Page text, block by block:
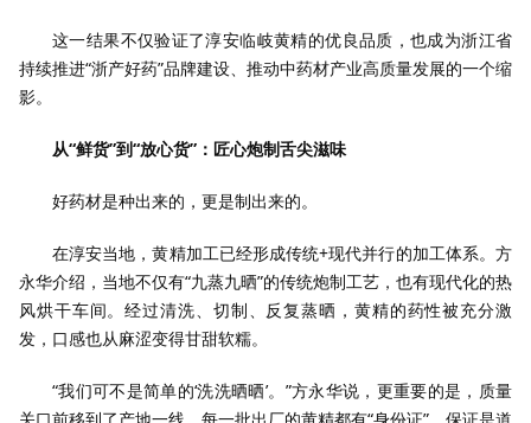
这一结果不仅验证了淳安临岐黄精的优良品质，也成为浙江省
持续推进“浙产好药”品牌建设、推动中药材产业高质量发展的一个缩
影。
从“鲜货”到“放心货”：匠心炮制舌尖滋味
好药材是种出来的，更是制出来的。
在淳安当地，黄精加工已经形成传统+现代并行的加工体系。方
永华介绍，当地不仅有“九蒸九晒”的传统炮制工艺，也有现代化的热
风烘干车间。经过清洗、切制、反复蒸晒，黄精的药性被充分激
发，口感也从麻涩变得甘甜软糯。
“我们可不是简单的‘洗洗晒晒’。”方永华说，更重要的是，质量